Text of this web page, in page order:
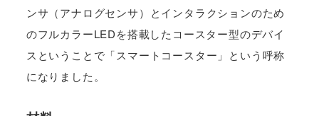
ンサ（アナログセンサ）とインタラクションのため
のフルカラーLEDを搭載したコースター型のデバイ
スということで「スマートコースター」という呼称
になりました。